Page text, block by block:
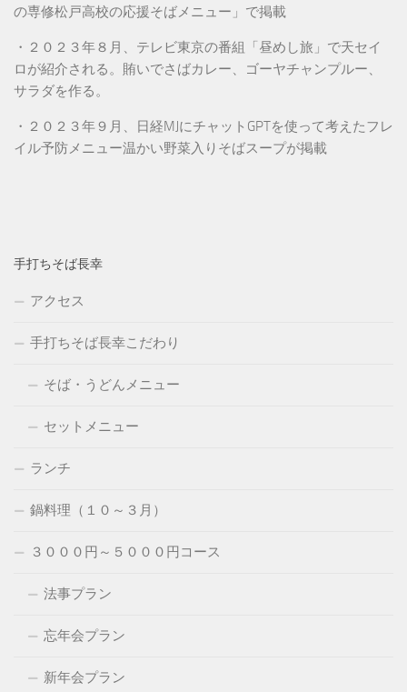
の専修松戸高校の応援そばメニュー」で掲載
・２０２３年８月、テレビ東京の番組「昼めし旅」で天セイ
ロが紹介される。賄いでさばカレー、ゴーヤチャンプルー、
サラダを作る。
・２０２３年９月、日経MJにチャットGPTを使って考えたフレ
イル予防メニュー温かい野菜入りそばスープが掲載
手打ちそば長幸
アクセス
手打ちそば長幸こだわり
そば・うどんメニュー
セットメニュー
ランチ
鍋料理（１０～３月）
３０００円～５０００円コース
法事プラン
忘年会プラン
新年会プラン